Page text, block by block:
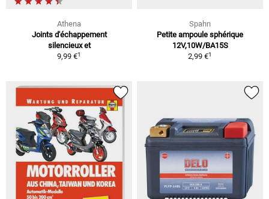
Athena
Joints d'échappement
silencieux et
9,99 €1
Spahn
Petite ampoule sphérique
12V,10W/BA15S
2,99 €1